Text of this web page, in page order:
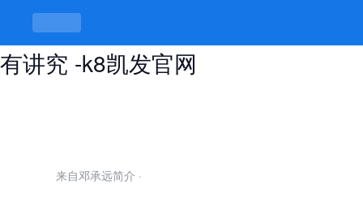
淄川窑头村足疗都去哪了，脚底按按
有讲究 -k8凯发官网
来自邓承远简介 ·